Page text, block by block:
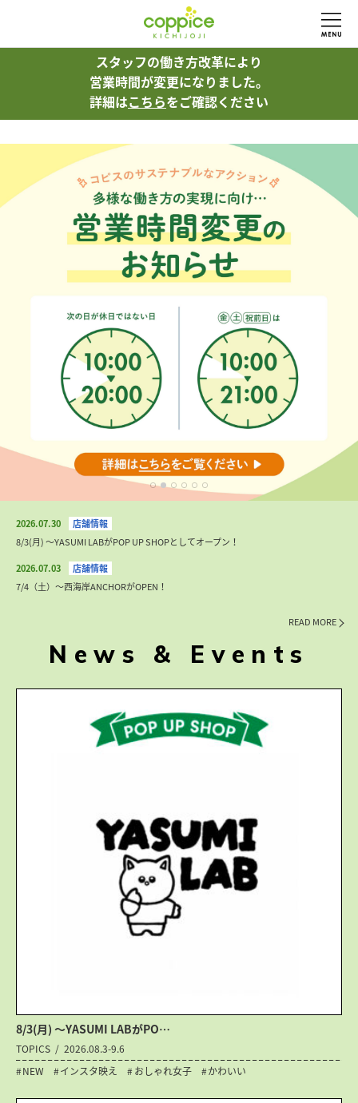
スタッフの働き方改革により
営業時間が変更になりました。
詳細はこちらをご確認ください
スタッフの働き方改革により
営業時間が変更になりました。
詳細はこちらをご確認ください
2026.07.30
8/3(月) 〜YASUMI LABがPOP UP SHOPとしてオープン！
2026.07.03
7/4（土）〜西海岸ANCHORがOPEN！
READ MORE
News & Events
8/3(月) 〜YASUMI LABがPO…
TOPICS
2026.08.3-9.6
NEW
インスタ映え おしゃれ女子 かわいい